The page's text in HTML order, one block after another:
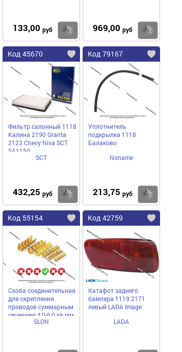
133,00 руб Купить
969,00 руб
Код 45670
Фильтр салонный 1118
Калина 2190 Granta
2123 Chevy Niva SCT
SA1150
SCT
432,25 руб Купить
Код 79167
Уплотнитель
подкрылка 1118
Балаково
Noname
213,75 руб
Код 55154
Скоба соединительная
для скрепления
проводов суммарным
сечением 4,0-6,0 кв мм
SLON [упаковка 100
SLON
Код 42759
Катафот заднего
бампера 1119 2171
левый LADA Image
LADA